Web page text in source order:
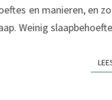
en manieren, en
Weinig